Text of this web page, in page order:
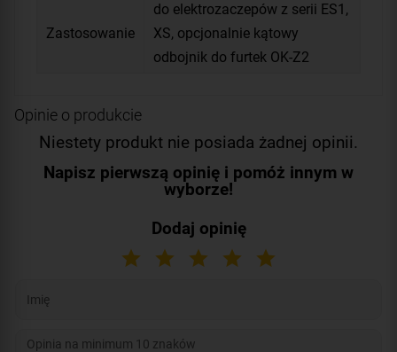
Zastosowanie
do elektrozaczepów z serii ES1,
XS, opcjonalnie kątowy
odbojnik do furtek OK-Z2
Opinie o produkcie
Niestety produkt nie posiada żadnej opinii.
Napisz pierwszą opinię i pomóż innym w
wyborze!
Dodaj opinię